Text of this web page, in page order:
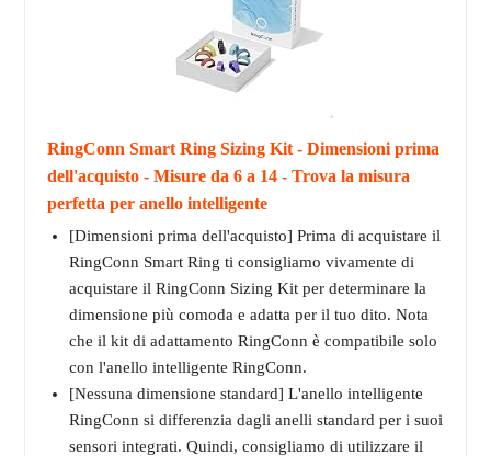
RingConn Smart Ring Sizing Kit - Dimensioni prima
dell'acquisto - Misure da 6 a 14 - Trova la misura
perfetta per anello intelligente
[Dimensioni prima dell'acquisto] Prima di acquistare il
RingConn Smart Ring ti consigliamo vivamente di
acquistare il RingConn Sizing Kit per determinare la
dimensione più comoda e adatta per il tuo dito. Nota
che il kit di adattamento RingConn è compatibile solo
con l'anello intelligente RingConn.
[Nessuna dimensione standard] L'anello intelligente
RingConn si differenzia dagli anelli standard per i suoi
sensori integrati. Quindi, consigliamo di utilizzare il